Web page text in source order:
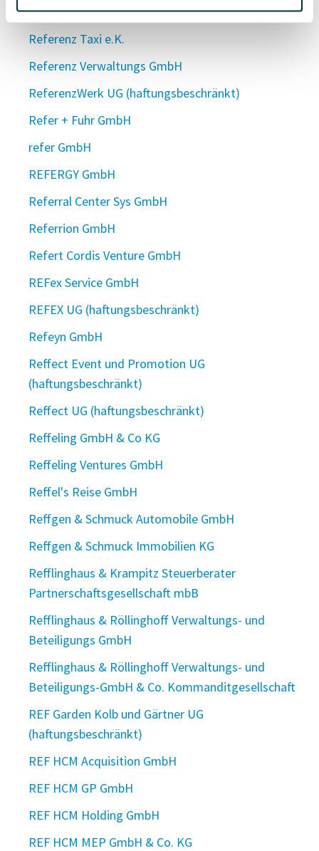
Referenz Personal GmbH
Referenz Taxi e.K.
Referenz Verwaltungs GmbH
ReferenzWerk UG (haftungsbeschränkt)
Refer + Fuhr GmbH
refer GmbH
REFERGY GmbH
Referral Center Sys GmbH
Referrion GmbH
Refert Cordis Venture GmbH
REFex Service GmbH
REFEX UG (haftungsbeschränkt)
Refeyn GmbH
Reffect Event und Promotion UG
(haftungsbeschränkt)
Reffect UG (haftungsbeschränkt)
Reffeling GmbH & Co KG
Reffeling Ventures GmbH
Reffel's Reise GmbH
Reffgen & Schmuck Automobile GmbH
Reffgen & Schmuck Immobilien KG
Refflinghaus & Krampitz Steuerberater
Partnerschaftsgesellschaft mbB
Refflinghaus & Röllinghoff Verwaltungs- und
Beteiligungs GmbH
Refflinghaus & Röllinghoff Verwaltungs- und
Beteiligungs-GmbH & Co. Kommanditgesellschaft
REF Garden Kolb und Gärtner UG
(haftungsbeschränkt)
REF HCM Acquisition GmbH
REF HCM GP GmbH
REF HCM Holding GmbH
REF HCM MEP GmbH & Co. KG